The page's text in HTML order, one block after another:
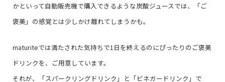
かといって自動販売機で購入できるような炭酸ジュースでは、「ご
褒美」の感覚とは少しかけ離れてしまうかも。
maturiteでは満たされた気持ちで1日を終えるのにぴったりのご褒美
ドリンクを、ご用意しています。
それが、「スパークリングドリンク」と「ビネガードリンク」で